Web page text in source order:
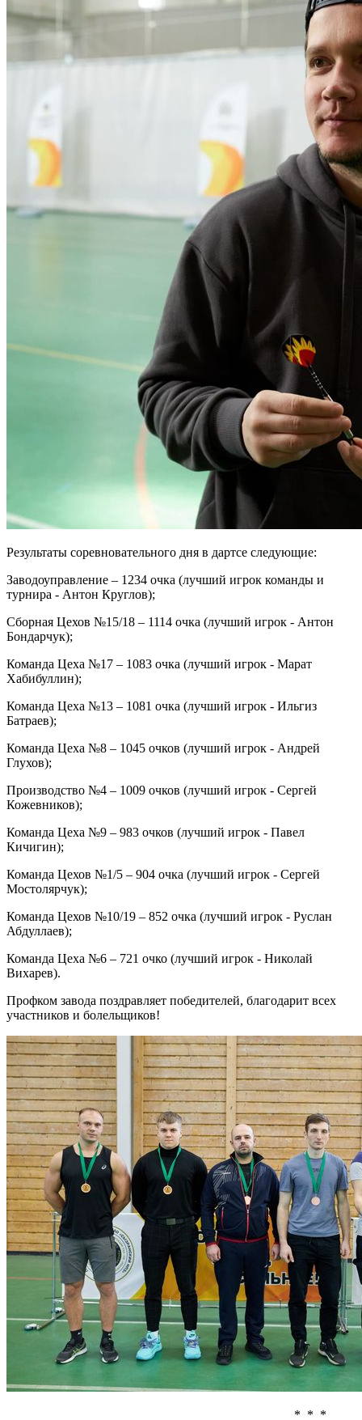
Результаты соревновательного дня в дартсе следующие:
Заводоуправление – 1234 очка (лучший игрок команды и
турнира - Антон Круглов);
Сборная Цехов №15/18 – 1114 очка (лучший игрок - Антон
Бондарчук);
Команда Цеха №17 – 1083 очка (лучший игрок - Марат
Хабибуллин);
Команда Цеха №13 – 1081 очка (лучший игрок - Ильгиз
Батраев);
Команда Цеха №8 – 1045 очков (лучший игрок - Андрей
Глухов);
Производство №4 – 1009 очков (лучший игрок - Сергей
Кожевников);
Команда Цеха №9 – 983 очков (лучший игрок - Павел
Кичигин);
Команда Цехов №1/5 – 904 очка (лучший игрок - Сергей
Мостолярчук);
Команда Цехов №10/19 – 852 очка (лучший игрок - Руслан
Абдуллаев);
Команда Цеха №6 – 721 очко (лучший игрок - Николай
Вихарев).
Профком завода поздравляет победителей, благодарит всех
участников и болельщиков!
* * *